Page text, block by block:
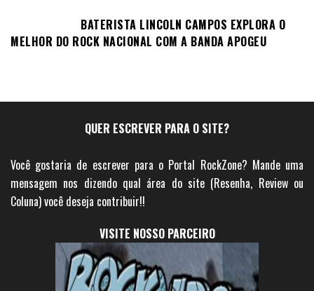
BATERISTA LINCOLN CAMPOS EXPLORA O
MELHOR DO ROCK NACIONAL COM A BANDA APOGEU
QUER ESCREVER PARA O SITE?
Você gostaria de escrever para o Portal RockZone? Mande uma
mensagem nos dizendo qual área do site (Resenha, Review ou
Coluna) você deseja contribuir!!
VISITE NOSSO PARCEIRO